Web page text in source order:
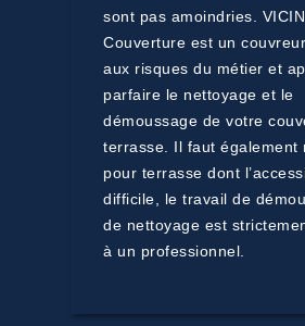
sont pas amoindries.
Couverture est un
aux risques du métier et
parfaire le nettoyage et le
démoussage de votre
terrasse. Il faut également
pour terrasse dont
difficile, le travail de
de nettoyage est
à un professionnel.